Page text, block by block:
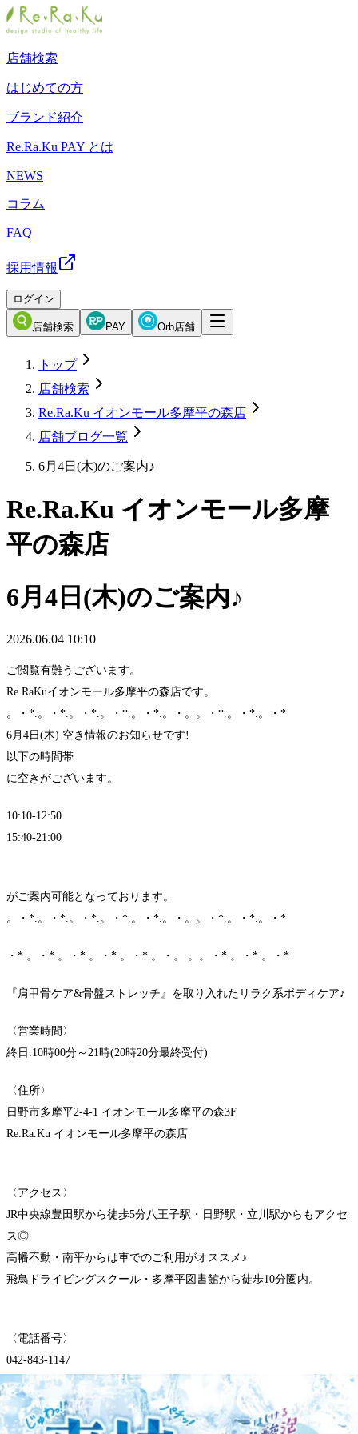
店舗検索
はじめての方
ブランド紹介
Re.Ra.Ku PAY とは
NEWS
コラム
FAQ
採用情報
ログイン
店舗検索 PAY Orb店舗
トップ
店舗検索
Re.Ra.Ku イオンモール多摩平の森店
店舗ブログ一覧
6月4日(木)のご案内♪
Re.Ra.Ku イオンモール多摩
平の森店
6月4日(木)のご案内♪
2026.06.04 10:10
ご閲覧有難うございます。
Re.RaKuイオンモール多摩平の森店です。
。・*.。・*.。・*.。・*.。・*.。・。。・*.。・*.。・*
6月4日(木) 空き情報のお知らせです!
以下の時間帯
に空きがございます。
10:10-12:50
15:40-21:00
がご案内可能となっております。
。・*.。・*.。・*.。・*.。・*.。・。。・*.。・*.。・*
・*.。・*.。・*.。・*.。・*.。・。 。。・*.。・*.。・*
『肩甲骨ケア&骨盤ストレッチ』を取り入れたリラク系ボディケア♪
〈営業時間〉
終日:10時00分～21時(20時20分最終受付)
〈住所〉
日野市多摩平2-4-1 イオンモール多摩平の森3F
Re.Ra.Ku イオンモール多摩平の森店
〈アクセス〉
JR中央線豊田駅から徒歩5分八王子駅・日野駅・立川駅からもアクセ
ス◎
高幡不動・南平からは車でのご利用がオススメ♪
飛鳥ドライビングスクール・多摩平図書館から徒歩10分圏内。
〈電話番号〉
042-843-1147
※オンラインで△や×と表示されていてもご案内出来る場合がありま
す。
お気軽にお問い合わせください^^